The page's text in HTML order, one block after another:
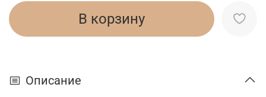
В корзину
Описание